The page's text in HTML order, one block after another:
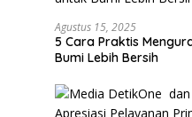
Agustus 15, 2025
5 Cara Praktis
Bumi Lebih Bersih